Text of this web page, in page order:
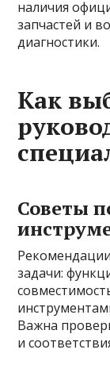
наличия
запчастей и
диагностики.
Как
Советы
задачи:
Важна
и